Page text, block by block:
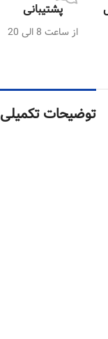
پشتیبانی
از ساعت 8 الی 20
توضیحات تکمیلی